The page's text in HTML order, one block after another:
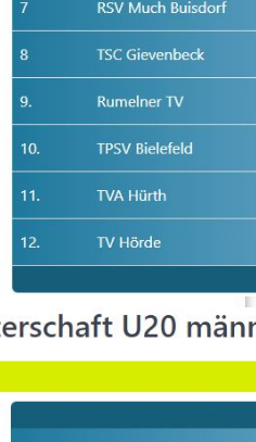
2
Männer 3
mU13 mU12
Mixed
Jugend Männer
Mixed
Quereinsteiger
mU20 (PSV) mU18